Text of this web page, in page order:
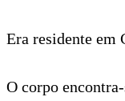
Era residente em
O corpo